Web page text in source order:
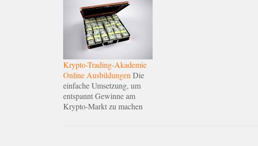
Krypto-Trading-Akademie
Online AusbildungenDie
einfache Umsetzung, um
entspannt Gewinne am
Krypto-Markt zu machen